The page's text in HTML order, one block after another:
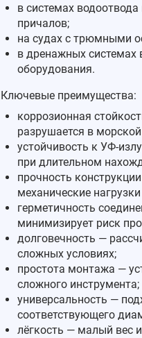
в системах
причалов;
на судах с трюмными
в дренажных системах
оборудования.
Ключевые преимущества:
коррозионная
разрушается в
устойчивость к
при длительном
прочность
механические
герметичность
минимизирует риск
долговечность —
сложных условиях;
простота монтажа —
сложного инструмента;
универсальность —
соответствующего
лёгкость — малый вес